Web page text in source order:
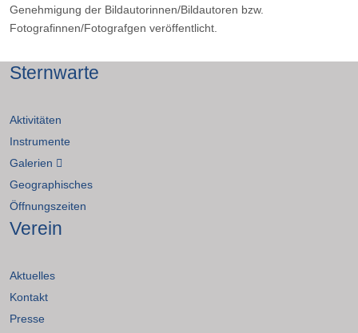
Genehmigung der Bildautorinnen/Bildautoren bzw.
Fotografinnen/Fotografgen veröffentlicht.
Sternwarte
Aktivitäten
Instrumente
Galerien
Geographisches
Öffnungszeiten
Verein
Aktuelles
Kontakt
Presse